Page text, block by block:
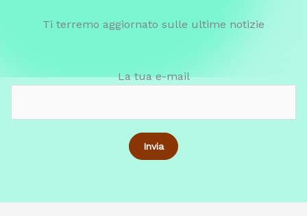
Ti terremo aggiornato sulle ultime notizie
La tua e-mail